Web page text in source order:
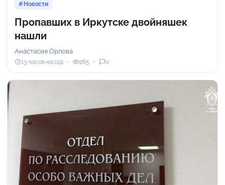
Новости
Пропавших в Иркутске двойняшек
нашли
Анастасия Орлова
13 часов назад 265 0